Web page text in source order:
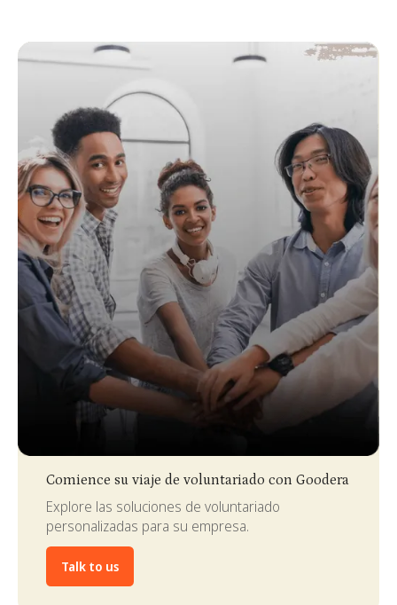
Comience su viaje de voluntariado con Goodera
Explore las soluciones de voluntariado
personalizadas para su empresa.
Talk to us